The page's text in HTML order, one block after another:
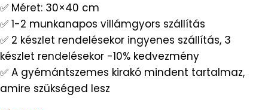
✅ Méret: 30×40 cm
✅ 1-2 munkanapos villámgyors szállítás
✅ 2 készlet rendelésekor ingyenes szállítás, 3
készlet rendelésekor -10% kedvezmény
✅ A gyémántszemes kirakó mindent tartalmaz,
amire szükséged lesz